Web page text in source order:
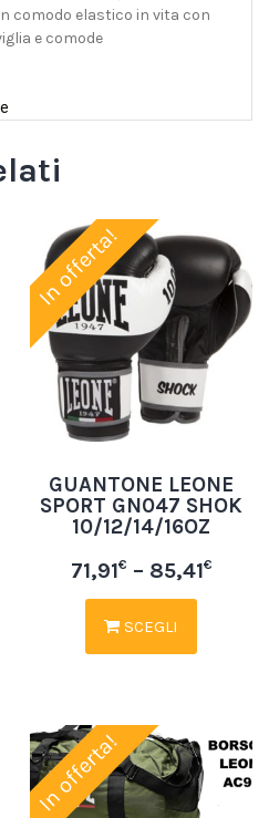
comodo elastico in vita con
e comode
In offerta!
GUANTONE LEONE
SPORT GN047 SHOK
10/12/14/16OZ
71,91€ – 85,41€
SCEGLI
In offerta!